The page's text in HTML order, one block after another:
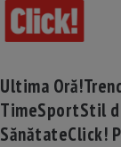
Ultima Oră!
TimeSportStil
SănătateClick!